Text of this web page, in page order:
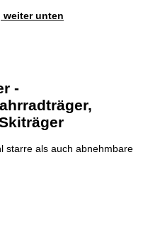
weiter unten
-
starre als auch abnehmbare